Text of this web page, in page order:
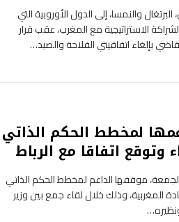
البرتغال والنمسا، إلى الدول الأوروبية التي
الاستراتيجية مع المغرب، عقب قرار
بإلغاء اتفاقيتي الفلاحة والصيد…
لمخطط الحكم الذاتي
وتوقع اتفاقا مع الرباط
موقفها الداعم لمخطط الحكم الذاتي
المغربية، وذلك خلال لقاء جمع بين وزير